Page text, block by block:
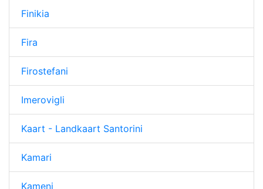
Finikia
Fira
Firostefani
Imerovigli
Kaart - Landkaart Santorini
Kamari
Kameni